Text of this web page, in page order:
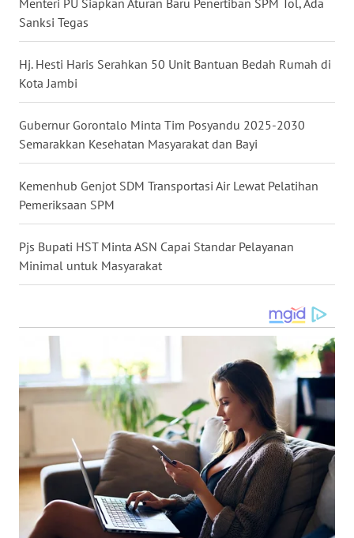
Sanksi Tegas
Hj. Hesti Haris Serahkan 50 Unit Bantuan Bedah Rumah di
Kota Jambi
Gubernur Gorontalo Minta Tim Posyandu 2025-2030
Semarakkan Kesehatan Masyarakat dan Bayi
Kemenhub Genjot SDM Transportasi Air Lewat Pelatihan
Pemeriksaan SPM
Pjs Bupati HST Minta ASN Capai Standar Pelayanan
Minimal untuk Masyarakat
WN
WN
KALSEL
WN
KALTIM
WN
SULSEL
WN
GORONTALO
WN
SULUT
WN
MALUT
WN
DAIRI